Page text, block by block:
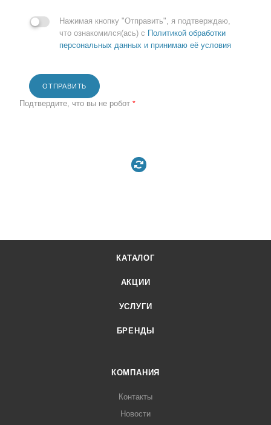
Нажимая кнопку "Отправить", я подтверждаю,
что ознакомился(ась) с Политикой обработки
персональных данных и принимаю её условия
ОТПРАВИТЬ
Подтвердите, что вы не робот *
КАТАЛОГ
АКЦИИ
УСЛУГИ
БРЕНДЫ
КОМПАНИЯ
Контакты
Новости